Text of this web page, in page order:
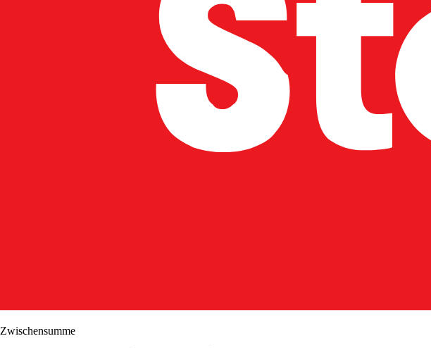
Zwischensumme